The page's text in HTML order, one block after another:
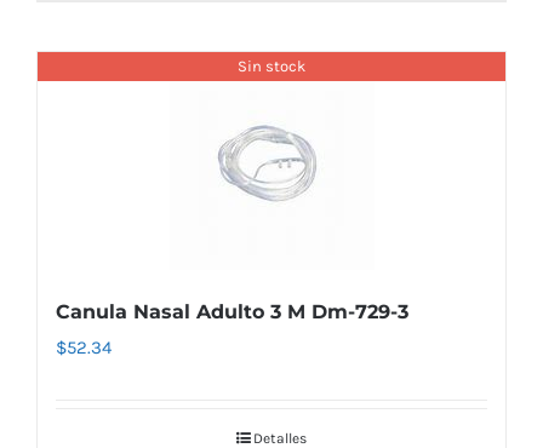
Sin stock
Canula Nasal Adulto 3 M Dm-729-3
$52.34
Detalles